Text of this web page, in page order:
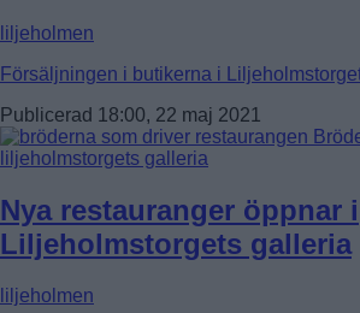
liljeholmen
Försäljningen i butikerna i
Publicerad 18:00, 22 maj 2021
Nya restauranger öppnar i
Liljeholmstorgets galleria
liljeholmen